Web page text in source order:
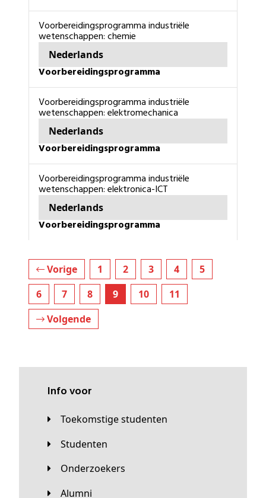
voorbereidingsprogramma industriële
wetenschappen: chemie
Nederlands
voorbereidingsprogramma
voorbereidingsprogramma industriële
wetenschappen: elektromechanica
Nederlands
voorbereidingsprogramma
voorbereidingsprogramma industriële
wetenschappen: elektronica-ICT
Nederlands
voorbereidingsprogramma
Vorige 1 2 3 4
5
6
7 8 9 10
11
Volgende
Info voor
Toekomstige studenten
Studenten
Onderzoekers
Alumni